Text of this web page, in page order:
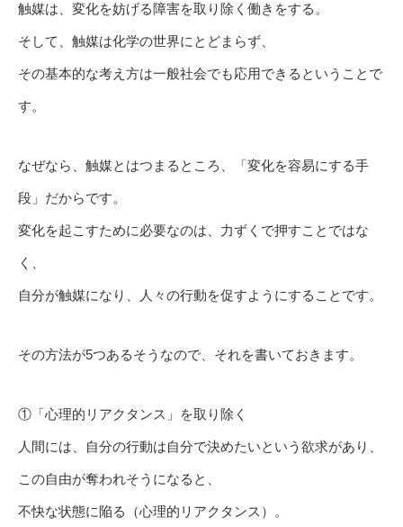
触媒は、変化を妨げる障害を取り除く働きをする。
そして、触媒は化学の世界にとどまらず、
その基本的な考え方は一般社会でも応用できるということで
す。
なぜなら、触媒とはつまるところ、「変化を容易にする手
段」だからです。
変化を起こすために必要なのは、力ずくで押すことではな
く、
自分が触媒になり、人々の行動を促すようにすることです。
その方法が5つあるそうなので、それを書いておきます。
①「心理的リアクタンス」を取り除く
人間には、自分の行動は自分で決めたいという欲求があり、
この自由が奪われそうになると、
不快な状態に陥る（心理的リアクタンス）。